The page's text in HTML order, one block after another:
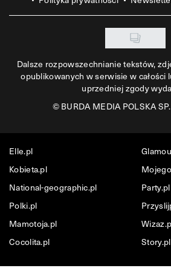
Dalsze rozpowszechnianie tekstów,
opublikowanych w serwisie w całości
uprzedniej zgody
©BURDA MEDIA POLSKA
Elle.pl
Kobieta.pl
National-geographic.pl
Party.pl
Polki.pl
Mamotoja.pl
Cocolita.pl
Story.pl